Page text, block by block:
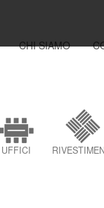
CHI SIAMO
UFFICI